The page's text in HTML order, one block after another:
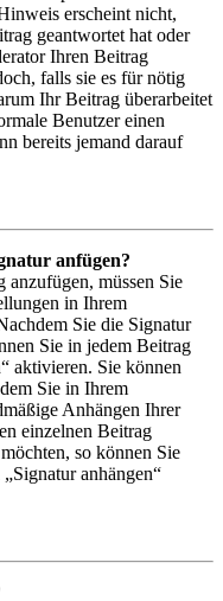
erscheint nicht,
geantwortet hat oder
Ihren Beitrag
falls sie es für nötig
Ihr Beitrag überarbeitet
Benutzer einen
bereits jemand darauf
anfügen?
müssen Sie
in Ihrem
Sie die Signatur
Sie in jedem Beitrag
aktivieren. Sie können
Sie in Ihrem
Anhängen Ihrer
einzelnen Beitrag
so können Sie
anhängen“